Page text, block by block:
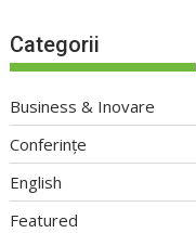
Categorii
Business & Inovare
Conferințe
English
Featured